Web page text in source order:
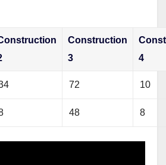
Construction
3
4
72 10
48 8